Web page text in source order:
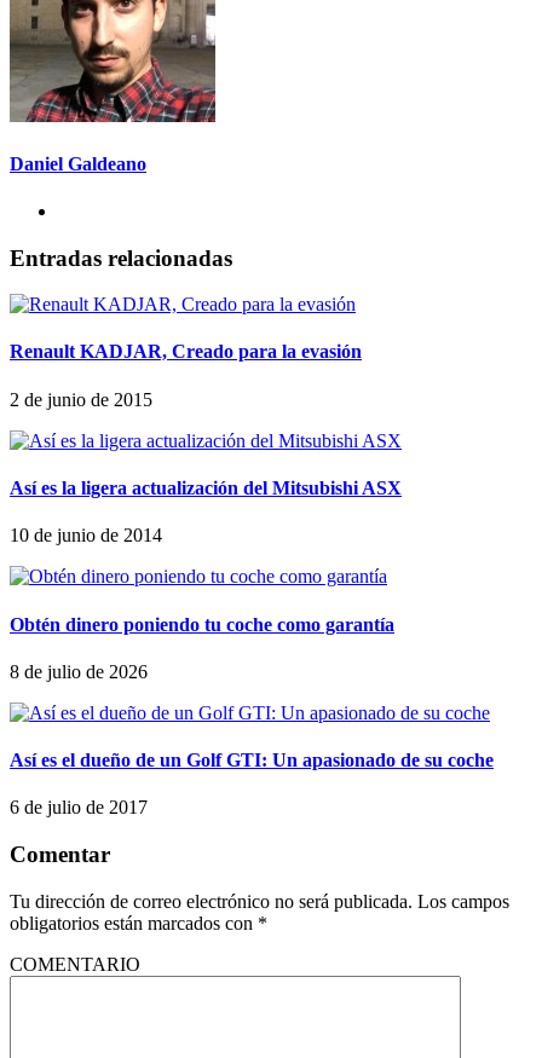
Daniel Galdeano
Entradas relacionadas
Renault KADJAR, Creado para la evasión
2 de junio de 2015
Así es la ligera actualización del Mitsubishi ASX
10 de junio de 2014
Obtén dinero poniendo tu coche como garantía
8 de julio de 2026
Así es el dueño de un Golf GTI: Un apasionado de su coche
6 de julio de 2017
Comentar
Tu dirección de correo electrónico no será publicada. Los campos
obligatorios están marcados con *
COMENTARIO